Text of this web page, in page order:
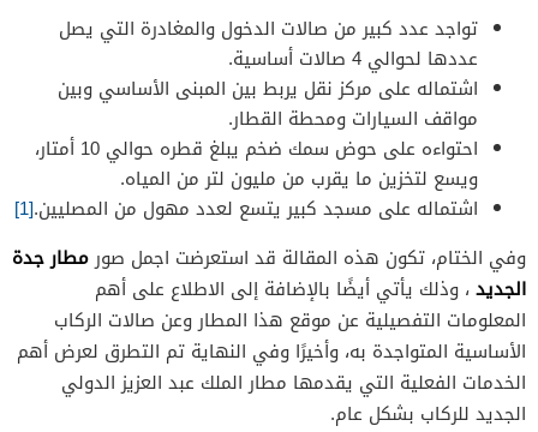
تواجد عدد كبير من صالات الدخول والمغادرة التي يصل
عددها لحوالي 4 صالات أساسية.
اشتماله على مركز نقل يربط بين المبنى الأساسي وبين
مواقف السيارات ومحطة القطار.
احتواءه على حوض سمك ضخم يبلغ قطره حوالي 10 أمتار،
ويسع لتخزين ما يقرب من مليون لتر من المياه.
اشتماله على مسجد كبير يتسع لعدد مهول من المصليين.[1]
وفي الختام، تكون هذه المقالة قد استعرضت اجمل صورمطار جدة
الجديد، وذلك يأتي أيضًا بالإضافة إلى الاطلاع على أهم
المعلومات التفصيلية عن موقع هذا المطار وعن صالات الركاب
الأساسية المتواجدة به، وأخيرًا وفي النهاية تم التطرق لعرض أهم
الخدمات الفعلية التي يقدمها مطار الملك عبد العزيز الدولي
الجديد للركاب بشكل عام.